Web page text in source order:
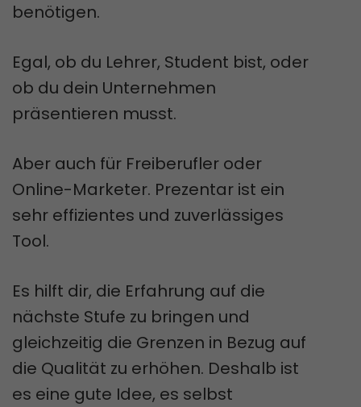
benötigen.
Egal, ob du Lehrer, Student bist, oder
ob du dein Unternehmen
präsentieren musst.
Aber auch für Freiberufler oder
Online-Marketer. Prezentar ist ein
sehr effizientes und zuverlässiges
Tool.
Es hilft dir, die Erfahrung auf die
nächste Stufe zu bringen und
gleichzeitig die Grenzen in Bezug auf
die Qualität zu erhöhen. Deshalb ist
es eine gute Idee, es selbst